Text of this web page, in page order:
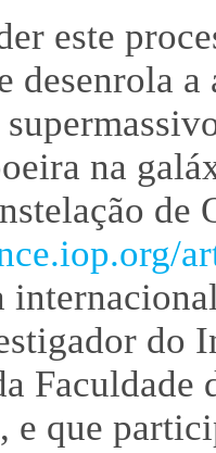
este
desenrola
na
de
do
Faculdade
e que